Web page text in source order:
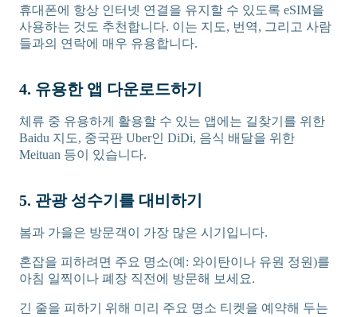
휴대폰에 항상 인터넷 연결을 유지할 수 있도록 eSIM을
사용하는 것도 추천합니다. 이는 지도, 번역, 그리고 사람
들과의 연락에 매우 유용합니다.
4. 유용한 앱 다운로드하기
체류 중 유용하게 활용할 수 있는 앱에는 길찾기를 위한
Baidu 지도, 중국판 Uber인 DiDi, 음식 배달을 위한
Meituan 등이 있습니다.
5. 관광 성수기를 대비하기
봄과 가을은 방문객이 가장 많은 시기입니다.
혼잡을 피하려면 주요 명소(예: 와이탄이나 유원 정원)를
아침 일찍이나 폐장 직전에 방문해 보세요.
긴 줄을 피하기 위해 미리 주요 명소 티켓을 예약해 두는